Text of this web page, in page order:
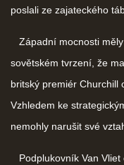
poslali ze zajateckého
Západní mocnosti
sovětském tvrzení, že
britský premiér Churchill
Vzhledem ke
nemohly narušit své
Podplukovník Van Vliet